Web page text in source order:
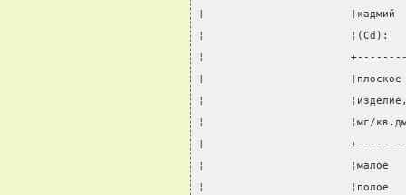
¦
¦                       ¦(Cd):
¦
¦
¦
¦                       ¦мг/
¦
¦                       ¦малое
¦                       ¦полое